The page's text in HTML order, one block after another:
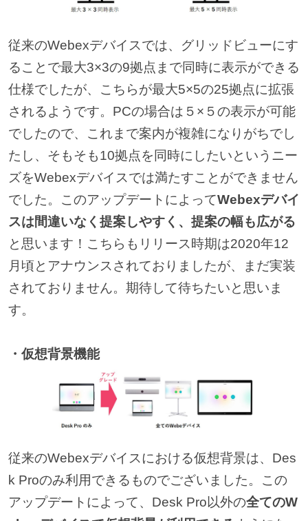
従来のWebexデバイスでは、グリッドビューにす
ることで最大3×3の9拠点まで同時に表示ができる
仕様でしたが、こちらが最大5×5の25拠点に拡張
されるようです。PCの場合は５×５の表示が可能
でしたので、これまで案内が複雑になりがちでし
たし、そもそも10拠点を同時にしたいというニー
ズをWebexデバイスでは満たすことができません
でした。このアップデートによってWebexデバイ
スは間違いなく提案しやすく、提案の幅も広がる
と思います！こちらもリリース時期は2020年12
月頃とアナウンスされておりましたが、まだ実装
されておりません。期待して待ちたいと思いま
す。
・仮想背景機能
従来のWebexデバイスにおける仮想背景は、Des
k Proのみ利用できるものでございました。この
アップデートによって、Desk Pro以外の全てのW